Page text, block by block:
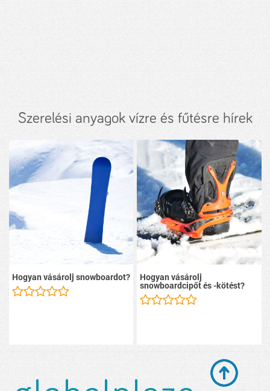
Szerelési anyagok vízre és fűtésre hírek
Hogyan vásárolj snowboardot? Hogyan vásárolj
snowboardcipőt és -kötést?